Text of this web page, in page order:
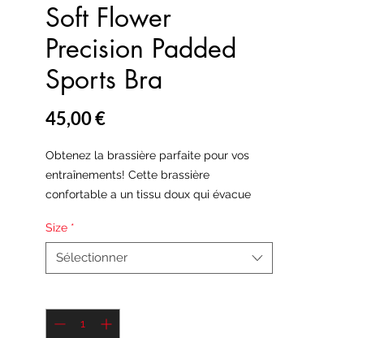
Soft Flower
Precision Padded
Sports Bra
45,00 €Prix
Obtenez la brassière parfaite pour vos
entraînements! Cette brassière
confortable a un tissu doux qui évacue
dans les bretelles et un rembourrage
amovible pour un soutien maximal.
• Doublure en mesh sport: 92% polyester,
8% élasthanne
Size *
Sélectionner